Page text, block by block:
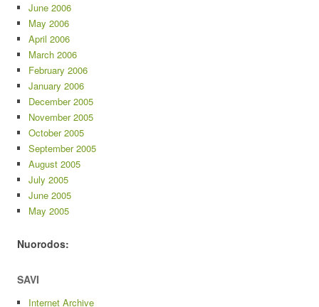
June 2006
May 2006
April 2006
March 2006
February 2006
January 2006
December 2005
November 2005
October 2005
September 2005
August 2005
July 2005
June 2005
May 2005
Nuorodos:
SAVI
Internet Archive